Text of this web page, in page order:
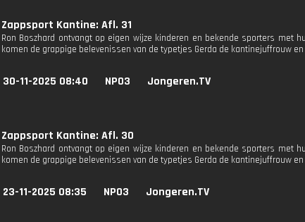
Zappsport Kantine: Afl. 31
Ron Boszhard ontvangt op eigen wijze kinderen en bekende sporters met
komen de grappige belevenissen van de typetjes Gerda de kantinejuffrouw
30-11-2025 08:40 NPO3 Jongeren.TV
Zappsport Kantine: Afl. 30
Ron Boszhard ontvangt op eigen wijze kinderen en bekende sporters met
komen de grappige belevenissen van de typetjes Gerda de kantinejuffrouw
23-11-2025 08:35 NPO3 Jongeren.TV